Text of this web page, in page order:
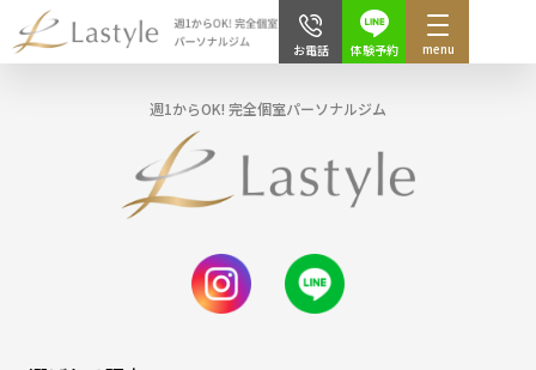
お電話 体験予約 menu
週1からOK! 完全個室パーソナルジム